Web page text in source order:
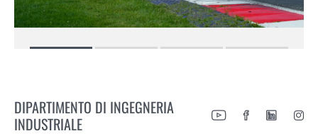
DIPARTIMENTO DI INGEGNERIA
INDUSTRIALE